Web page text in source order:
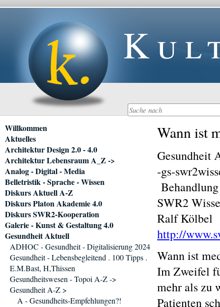
Wann ist
Gesundheit
-gs-
SWR2
Ralf Kölbel
http://
Wann ist
Im Zweifel
mehr als zu
Patienten
Navigation
überspringen
Willkommen
Aktuelles
Architektur Design 2.0 - 4.0
Architektur Lebensraum A_Z ->
Analog - Digital - Media
Belletristik - Sprache - Wissen
Diskurs Aktuell A-Z
Diskurs Platon Akademie 4.0
Diskurs SWR2-Kooperation
Galerie - Kunst & Gestaltung 4.0
Gesundheit Aktuell
ADHOC - Gesundheit - Digitalisierung 2024
Gesundheit - Lebensbegleitend . 100 Tipps .
E.M.Bast, H,Thissen
Gesundheitswesen - Topoi A-Z ->
Gesundheit A-Z >
A - Gesundheits-Empfehlungen?!